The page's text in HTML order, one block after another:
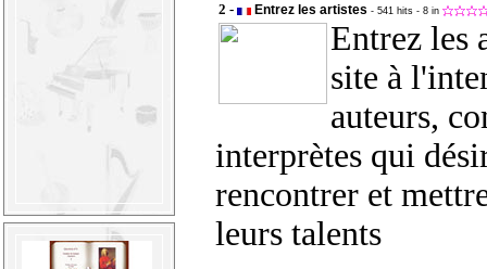
2 - Entrez les artistes - 541 hits - 8 in
Entrez les
site à
auteurs,
interprètes qui
rencontrer et
leurs talents